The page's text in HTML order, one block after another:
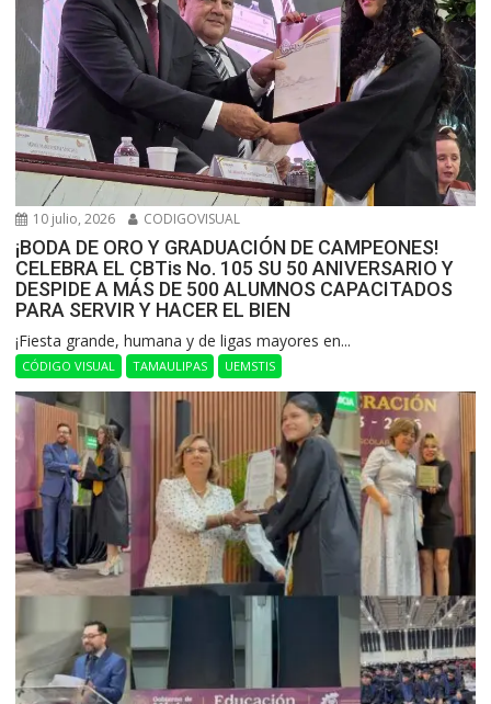
10 julio, 2026 CODIGOVISUAL
¡BODA DE ORO Y GRADUACIÓN DE CAMPEONES!
CELEBRA EL CBTis No. 105 SU 50 ANIVERSARIO Y
DESPIDE A MÁS DE 500 ALUMNOS CAPACITADOS
PARA SERVIR Y HACER EL BIEN
​¡Fiesta grande, humana y de ligas mayores en...
CÓDIGO VISUAL TAMAULIPAS UEMSTIS